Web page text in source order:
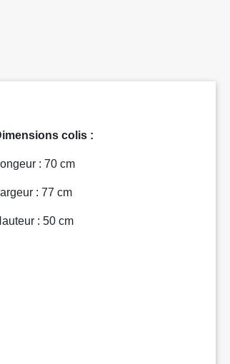
colis :
: 70 cm
: 77 cm
: 50 cm